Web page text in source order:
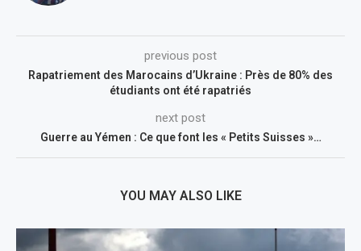
previous post
Rapatriement des Marocains d’Ukraine : Près de 80% des
étudiants ont été rapatriés
next post
Guerre au Yémen : Ce que font les « Petits Suisses »…
YOU MAY ALSO LIKE